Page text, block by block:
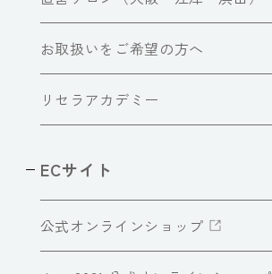
お取扱いをご希望の方へ
リセラアカデミー
ECサイト
公式オンラインショップ